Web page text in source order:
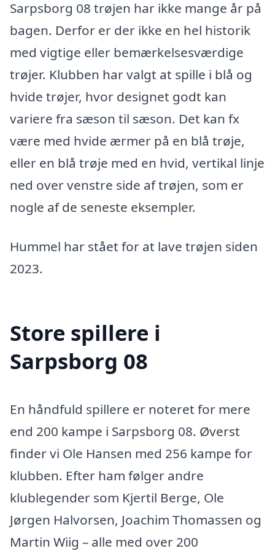
Sarpsborg 08 trøjen har ikke mange år på
bagen. Derfor er der ikke en hel historik
med vigtige eller bemærkelsesværdige
trøjer. Klubben har valgt at spille i blå og
hvide trøjer, hvor designet godt kan
variere fra sæson til sæson. Det kan fx
være med hvide ærmer på en blå trøje,
eller en blå trøje med en hvid, vertikal linje
ned over venstre side af trøjen, som er
nogle af de seneste eksempler.
Hummel har stået for at lave trøjen siden
2023.
Store spillere i
Sarpsborg 08
En håndfuld spillere er noteret for mere
end 200 kampe i Sarpsborg 08. Øverst
finder vi Ole Hansen med 256 kampe for
klubben. Efter ham følger andre
klublegender som Kjertil Berge, Ole
Jørgen Halvorsen, Joachim Thomassen og
Martin Wiig – alle med over 200